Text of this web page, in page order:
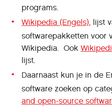
programs.
Wikipedia (Engels), lijst
softwarepakketten voor
Wikipedia. Ook
lijst.
Daarnaast kun je in de
software zoeken op
and open-source